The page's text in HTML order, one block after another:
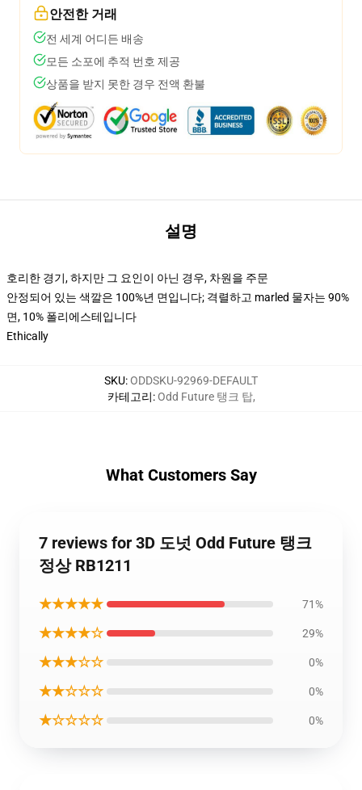
안전한 거래
전 세계 어디든 배송
모든 소포에 추적 번호 제공
상품을 받지 못한 경우 전액 환불
설명
호리한 경기, 하지만 그 요인이 아닌 경우, 차원을 주문
안정되어 있는 색깔은 100%년 면입니다; 격렬하고 marled 물자는 90%
면, 10% 폴리에스테입니다
Ethically
SKU:ODDSKU-92969-DEFAULT
카테고리:Odd Future 탱크 탑,
What Customers Say
7 reviews for 3D 도넛 Odd Future 탱크
정상 RB1211
★★★★★ 71%
★★★★☆ 29%
★★★☆☆ 0%
★★☆☆☆ 0%
★☆☆☆☆ 0%